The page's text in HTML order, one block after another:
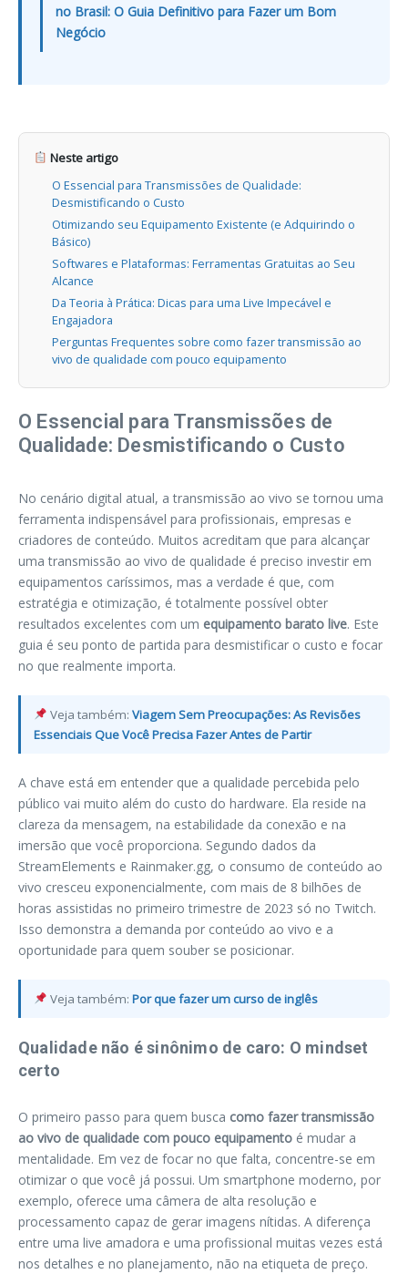
no Brasil: O Guia Definitivo para Fazer um Bom
Negócio
Neste artigo
O Essencial para Transmissões de Qualidade:
Desmistificando o Custo
Otimizando seu Equipamento Existente (e Adquirindo o
Básico)
Softwares e Plataformas: Ferramentas Gratuitas ao Seu
Alcance
Da Teoria à Prática: Dicas para uma Live Impecável e
Engajadora
Perguntas Frequentes sobre como fazer transmissão ao
vivo de qualidade com pouco equipamento
O Essencial para Transmissões de
Qualidade: Desmistificando o Custo
No cenário digital atual, a transmissão ao vivo se tornou uma
ferramenta indispensável para profissionais, empresas e
criadores de conteúdo. Muitos acreditam que para alcançar
uma transmissão ao vivo de qualidade é preciso investir em
equipamentos caríssimos, mas a verdade é que, com
estratégia e otimização, é totalmente possível obter
resultados excelentes com um equipamento barato live. Este
guia é seu ponto de partida para desmistificar o custo e focar
no que realmente importa.
Veja também:Viagem Sem Preocupações: As Revisões
Essenciais Que Você Precisa Fazer Antes de Partir
A chave está em entender que a qualidade percebida pelo
público vai muito além do custo do hardware. Ela reside na
clareza da mensagem, na estabilidade da conexão e na
imersão que você proporciona. Segundo dados da
StreamElements e Rainmaker.gg, o consumo de conteúdo ao
vivo cresceu exponencialmente, com mais de 8 bilhões de
horas assistidas no primeiro trimestre de 2023 só no Twitch.
Isso demonstra a demanda por conteúdo ao vivo e a
oportunidade para quem souber se posicionar.
Veja também:Por que fazer um curso de inglês
Qualidade não é sinônimo de caro: O mindset
certo
O primeiro passo para quem busca como fazer transmissão
ao vivo de qualidade com pouco equipamento é mudar a
mentalidade. Em vez de focar no que falta, concentre-se em
otimizar o que você já possui. Um smartphone moderno, por
exemplo, oferece uma câmera de alta resolução e
processamento capaz de gerar imagens nítidas. A diferença
entre uma live amadora e uma profissional muitas vezes está
nos detalhes e no planejamento, não na etiqueta de preço.